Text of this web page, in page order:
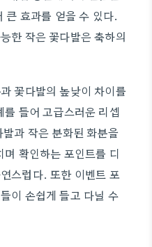
큰 효과를 얻을 수 있다.
한 작은 꽃다발은 축하의
꽃다발의 높낮이 차이를
들어 고급스러운 리셉
과 작은 분화된 화분을
확인하는 포인트를 디
스럽다. 또한 이벤트 포
이 손쉽게 들고 다닐 수